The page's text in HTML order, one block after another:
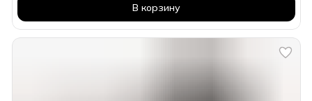
В корзину